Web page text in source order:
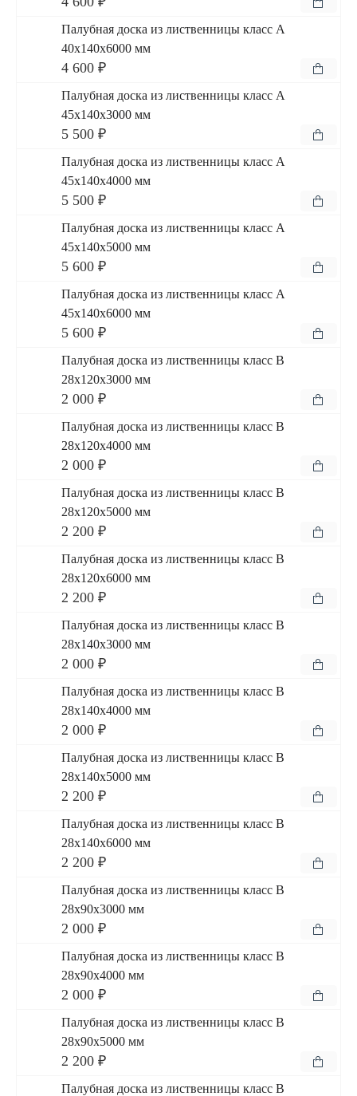
Палубная доска из лиственницы класс А
40x140x6000 мм
4 600 ₽
Палубная доска из лиственницы класс А
45x140x3000 мм
5 500 ₽
Палубная доска из лиственницы класс А
45x140x4000 мм
5 500 ₽
Палубная доска из лиственницы класс А
45x140x5000 мм
5 600 ₽
Палубная доска из лиственницы класс А
45x140x6000 мм
5 600 ₽
Палубная доска из лиственницы класс В
28x120x3000 мм
2 000 ₽
Палубная доска из лиственницы класс В
28x120x4000 мм
2 000 ₽
Палубная доска из лиственницы класс В
28x120x5000 мм
2 200 ₽
Палубная доска из лиственницы класс В
28x120x6000 мм
2 200 ₽
Палубная доска из лиственницы класс В
28x140x3000 мм
2 000 ₽
Палубная доска из лиственницы класс В
28x140x4000 мм
2 000 ₽
Палубная доска из лиственницы класс В
28x140x5000 мм
2 200 ₽
Палубная доска из лиственницы класс В
28x140x6000 мм
2 200 ₽
Палубная доска из лиственницы класс В
28x90x3000 мм
2 000 ₽
Палубная доска из лиственницы класс В
28x90x4000 мм
2 000 ₽
Палубная доска из лиственницы класс В
28x90x5000 мм
2 200 ₽
Палубная доска из лиственницы класс В